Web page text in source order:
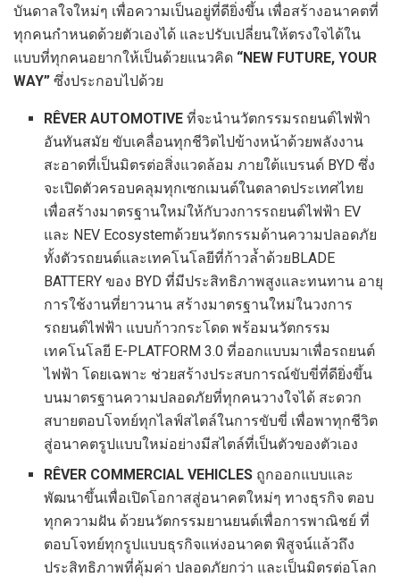
บันดาลใจใหม่ๆ เพื่อความเป็นอยู่ที่ดียิ่งขึ้น เพื่อสร้างอนาคตที่
ทุกคนกำหนดด้วยตัวเองได้ และปรับเปลี่ยนให้ตรงใจได้ใน
แบบที่ทุกคนอยากให้เป็นด้วยแนวคิด “NEW FUTURE, YOUR
WAY” ซึ่งประกอบไปด้วย
RÊVER AUTOMOTIVE ที่จะนำนวัตกรรมรถยนต์ไฟฟ้า
อันทันสมัย ขับเคลื่อนทุกชีวิตไปข้างหน้าด้วยพลังงาน
สะอาดที่เป็นมิตรต่อสิ่งแวดล้อม ภายใต้แบรนด์ BYD ซึ่ง
จะเปิดตัวครอบคลุมทุกเซกเมนต์ในตลาดประเทศไทย
เพื่อสร้างมาตรฐานใหม่ให้กับวงการรถยนต์ไฟฟ้า EV
และ NEV Ecosystemด้วยนวัตกรรมด้านความปลอดภัย
ทั้งตัวรถยนต์และเทคโนโลยีที่ก้าวล้ำด้วยBLADE
BATTERY ของ BYD ที่มีประสิทธิภาพสูงและทนทาน อายุ
การใช้งานที่ยาวนาน สร้างมาตรฐานใหม่ในวงการ
รถยนต์ไฟฟ้า แบบก้าวกระโดด พร้อมนวัตกรรม
เทคโนโลยี E-PLATFORM 3.0 ที่ออกแบบมาเพื่อรถยนต์
ไฟฟ้า โดยเฉพาะ ช่วยสร้างประสบการณ์ขับขี่ที่ดียิ่งขึ้น
บนมาตรฐานความปลอดภัยที่ทุกคนวางใจได้ สะดวก
สบายตอบโจทย์ทุกไลฟ์สไตล์ในการขับขี่ เพื่อพาทุกชีวิต
สู่อนาคตรูปแบบใหม่อย่างมีสไตล์ที่เป็นตัวของตัวเอง
RÊVER COMMERCIAL VEHICLES ถูกออกแบบและ
พัฒนาขึ้นเพื่อเปิดโอกาสสู่อนาคตใหม่ๆ ทางธุรกิจ ตอบ
ทุกความฝัน ด้วยนวัตกรรมยานยนต์เพื่อการพาณิชย์ ที่
ตอบโจทย์ทุกรูปแบบธุรกิจแห่งอนาคต พิสูจน์แล้วถึง
ประสิทธิภาพที่คุ้มค่า ปลอดภัยกว่า และเป็นมิตรต่อโลก